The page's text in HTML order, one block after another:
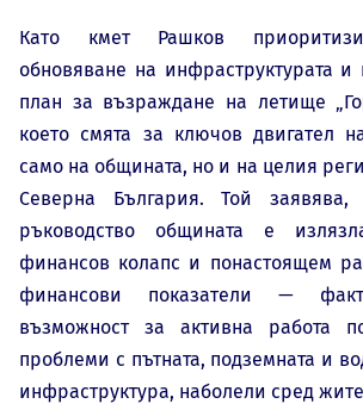
Като кмет Рашков
обновяване на инфраструктурата
план за възраждане на летище
което смята за ключов двигател
само на общината, но и на целия
Северна България. Той
ръководство общината е
финансов колапс и понастоящем
финансови показатели —
възможност за активна работа
проблеми с пътната, подземната и
инфраструктура, наболели сред